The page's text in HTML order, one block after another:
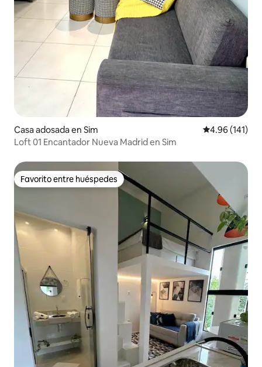
Casa adosada en Sim Calificación
4.96 (141)
Loft 01 Encantador Nueva Madrid en Sim
Favorito entre huéspedes
Favorito entre huéspedes